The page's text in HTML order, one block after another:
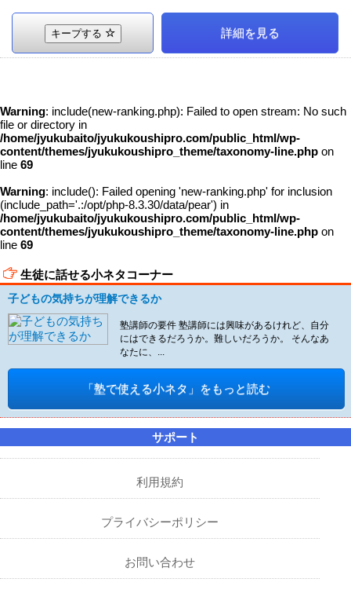
キープする 詳細を見る
Warning: include(new-ranking.php): Failed to open stream: No such
file or directory in
/home/jyukubaito/jyukukoushipro.com/public_html/wp-
content/themes/jyukukoushipro_theme/taxonomy-line.php on
line 69
Warning: include(): Failed opening 'new-ranking.php' for inclusion
(include_path='.:/opt/php-8.3.30/data/pear') in
/home/jyukubaito/jyukukoushipro.com/public_html/wp-
content/themes/jyukukoushipro_theme/taxonomy-line.php on
line 69
生徒に話せる小ネタコーナー
子どもの気持ちが理解できるか
塾講師の要件 塾講師には興味があるけれど、自分
にはできるだろうか。難しいだろうか。 そんなあ
なたに、...
「塾で使える小ネタ」をもっと読む
サポート
利用規約
プライバシーポリシー
お問い合わせ